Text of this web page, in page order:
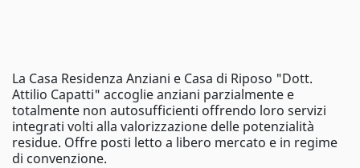
La Casa Residenza Anziani e Casa di Riposo "Dott.
Attilio Capatti" accoglie anziani parzialmente e
totalmente non autosufficienti offrendo loro servizi
integrati volti alla valorizzazione delle potenzialità
residue. Offre posti letto a libero mercato e in regime
di convenzione.